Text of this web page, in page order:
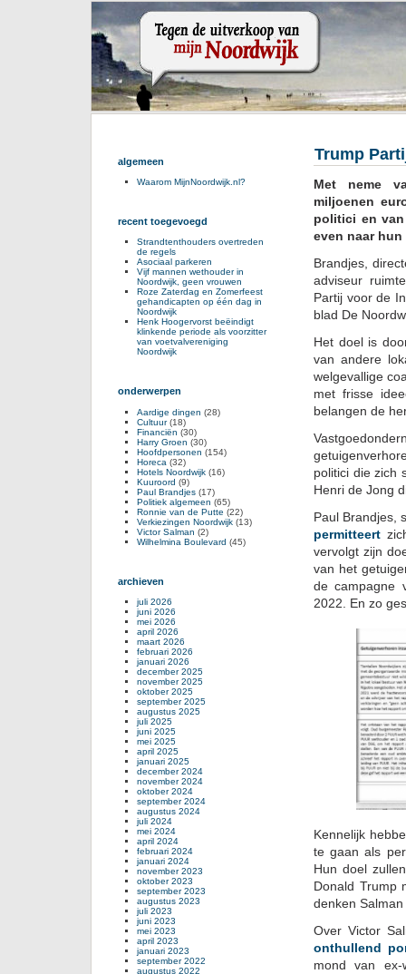
Trump
Met neme
miljoenen
politici en
even naar hun
Brandjes,
adviseur
Partij voor de
blad De
Het doel is
van andere
welgevallige
met frisse
belangen de
politici die zich
Henri de Jong
Paul Brandjes,
permitteert
vervolgt zijn
van het
de campagne
2022. En zo
Kennelijk
te gaan als
Hun doel
Donald Trump
denken
Over Victor
onthullend
mond van ex-
algemeen
Waarom MijnNoordwijk.nl?
recent toegevoegd
Strandtenthouders overtreden
de regels
Asociaal parkeren
Vijf mannen wethouder in
Noordwijk, geen vrouwen
Roze Zaterdag en Zomerfeest
gehandicapten op één dag in
Noordwijk
Henk Hoogervorst beëindigt
klinkende periode als voorzitter
van voetvalvereniging
Noordwijk
onderwerpen
Aardige dingen (28)
Cultuur(18)
Financiën (30)
Harry Groen (30)
Hoofdpersonen (154)
Horeca (32)
Hotels Noordwijk (16)
Kuuroord (9)
Paul Brandjes (17)
Politiek algemeen (65)
Ronnie van de Putte (22)
Verkiezingen Noordwijk (13)
Victor Salman (2)
Wilhelmina Boulevard (45)
archieven
juli 2026
juni 2026
mei 2026
april 2026
maart 2026
februari 2026
januari 2026
december 2025
november 2025
oktober 2025
september 2025
augustus 2025
juli 2025
juni 2025
mei 2025
april 2025
januari 2025
december 2024
november 2024
oktober 2024
september 2024
augustus 2024
juli 2024
mei 2024
april 2024
februari 2024
januari 2024
november 2023
oktober 2023
september 2023
augustus 2023
juli 2023
juni 2023
mei 2023
april 2023
januari 2023
september 2022
augustus 2022